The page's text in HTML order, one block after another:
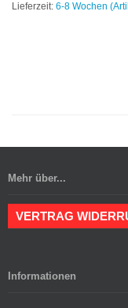
Lieferzeit: 6-8 Wochen
Mehr über...
VERTRAG
Informationen